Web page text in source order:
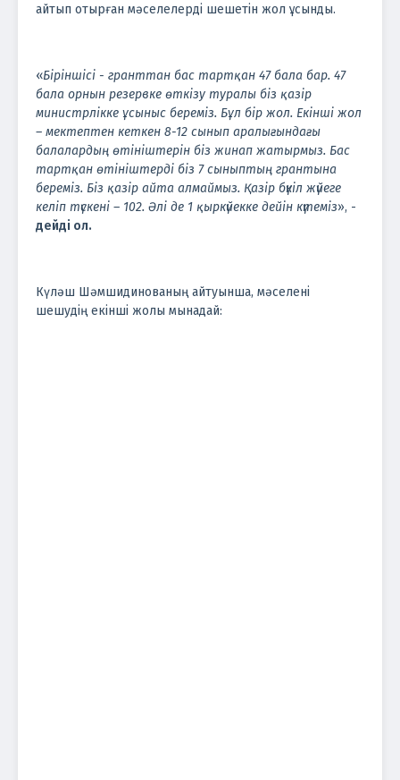
айтып отырған мәселелерді шешетін жол ұсынды.
«Біріншісі - гранттан бас тартқан 47 бала бар. 47
бала орнын резервке өткізу туралы біз қазір
министрлікке ұсыныс береміз. Бұл бір жол. Екінші жол
– мектептен кеткен 8-12 сынып аралығындағы
балалардың өтініштерін біз жинап жатырмыз. Бас
тартқан өтініштерді біз 7 сыныптың грантына
береміз. Біз қазір айта алмаймыз. Қазір бүкіл жүйеге
келіп түскені – 102. Әлі де 1 қыркүйекке дейін күтеміз», -
дейді ол.
Күләш Шәмшидинованың айтуынша, мәселені
шешудің екінші жолы мынадай: